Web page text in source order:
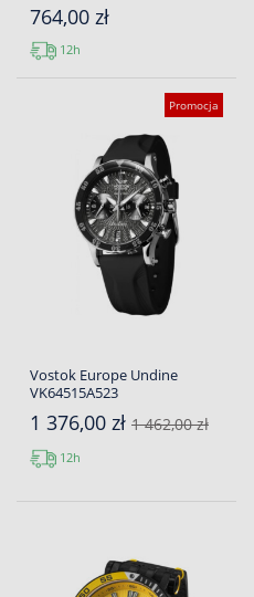
764,00 zł
12h
Promocja
Vostok Europe Undine
VK64515A523
1 376,00 zł 1 462,00 zł
12h